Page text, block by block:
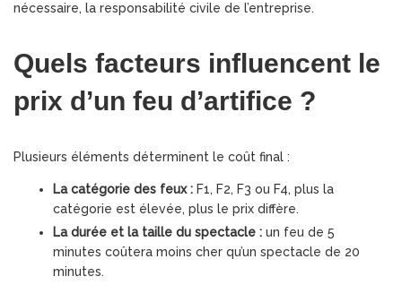
nécessaire, la responsabilité civile de l’entreprise.
Quels facteurs influencent le
prix d’un feu d’artifice ?
Plusieurs éléments déterminent le coût final :
La catégorie des feux : F1, F2, F3 ou F4, plus la
catégorie est élevée, plus le prix diffère.
La durée et la taille du spectacle : un feu de 5
minutes coûtera moins cher qu’un spectacle de 20
minutes.